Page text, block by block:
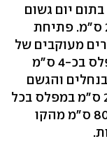
יום גשום
ביותר, שהביא לעליית המפלס בכ-20 ס"מ. פתיחת
7 מיליון מטרים מעוקבים של
מים ביממה, דבר שהביא לירידת המפלס בכ-4 ס"מ
והגשם
השוטף הביאו לעלייה של בין 12 ל-24 ס"מ במפלס בכל
יום, וב-9 בפברואר הוא היה רחוק כ-80 ס"מ מהקו